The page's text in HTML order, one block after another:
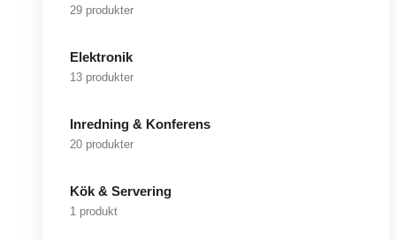
29 produkter
Elektronik
13 produkter
Inredning & Konferens
20 produkter
Kök & Servering
1 produkt